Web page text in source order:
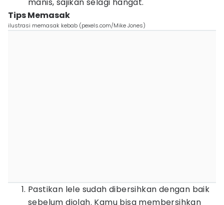
Tips Memasak
ilustrasi memasak kebab (pexels.com/Mike Jones)
Pastikan lele sudah dibersihkan dengan baik
sebelum diolah. Kamu bisa membersihkan